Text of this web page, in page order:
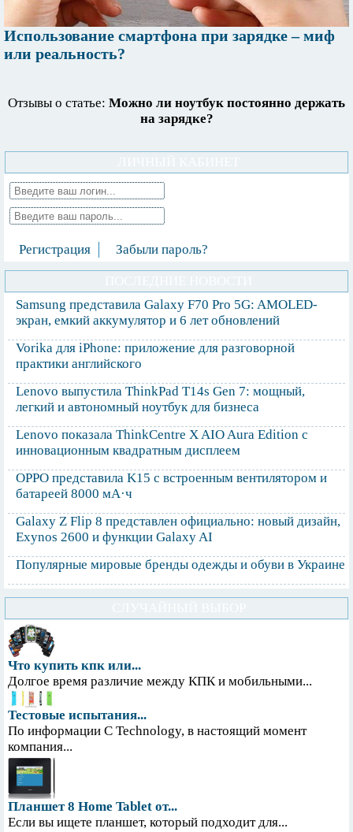
Использование смартфона при зарядке – миф
или реальность?
Отзывы о статье: Можно ли ноутбук постоянно держать
на зарядке?
Регистрация Забыли пароль?
Samsung представила Galaxy F70 Pro 5G: AMOLED-
экран, емкий аккумулятор и 6 лет обновлений
Vorika для iPhone: приложение для разговорной
практики английского
Lenovo выпустила ThinkPad T14s Gen 7: мощный,
легкий и автономный ноутбук для бизнеса
Lenovo показала ThinkCentre X AIO Aura Edition с
инновационным квадратным дисплеем
OPPO представила K15 с встроенным вентилятором и
батареей 8000 мА·ч
Galaxy Z Flip 8 представлен официально: новый дизайн,
Exynos 2600 и функции Galaxy AI
Популярные мировые бренды одежды и обуви в Украине
Что купить кпк или...
Долгое время различие между КПК и мобильными...
Тестовые испытания...
По информации С Technology, в настоящий момент
компания...
Планшет 8 Home Tablet от...
Если вы ищете планшет, который подходит для...